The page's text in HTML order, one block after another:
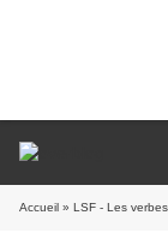
Accueil » LSF - Les